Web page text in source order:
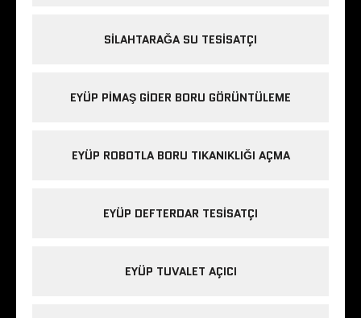
SILAHTARAĞA SU TESISATÇI
EYÜP PIMAŞ GIDER BORU GÖRÜNTÜLEME
EYÜP ROBOTLA BORU TIKANIKLIĞI AÇMA
EYÜP DEFTERDAR TESISATÇI
EYÜP TUVALET AÇICI